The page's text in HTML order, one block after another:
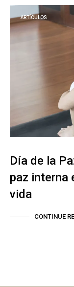
ARTÍCULOS
Día de la
paz interna
vida
CONTINUE